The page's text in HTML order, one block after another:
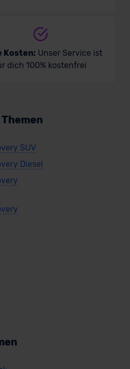
Kosten: Unser Service ist
dich 100% kostenfrei
SUV
Diesel